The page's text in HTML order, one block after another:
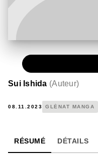
Sui Ishida (Auteur)
08.11.2023 GLÉNAT MANGA
RÉSUMÉ DÉTAILS